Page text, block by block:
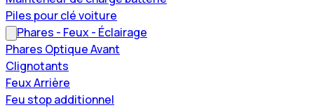
Piles pour clé voiture
Phares - Feux - Éclairage
Phares Optique Avant
Clignotants
Feux Arrière
Feu stop additionnel